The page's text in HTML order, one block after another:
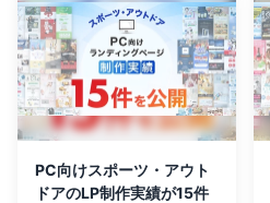
PC向けスポーツ・アウト
ドアのLP制作実績が15件